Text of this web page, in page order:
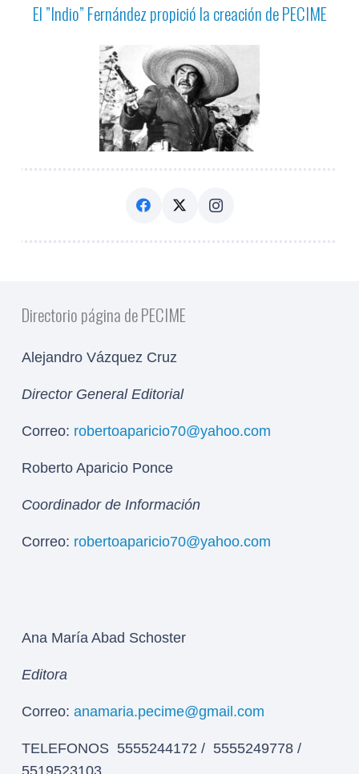
El ”Indio” Fernández propició la creación de PECIME
Directorio página de PECIME
Alejandro Vázquez Cruz
Director General Editorial
Correo: robertoaparicio70@yahoo.com
Roberto Aparicio Ponce
Coordinador de Información
Correo: robertoaparicio70@yahoo.com
Ana María Abad Schoster
Editora
Correo: anamaria.pecime@gmail.com
TELEFONOS 5555244172 / 5555249778 /